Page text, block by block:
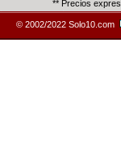
** Precios
© 2002/2022 Solo10.com